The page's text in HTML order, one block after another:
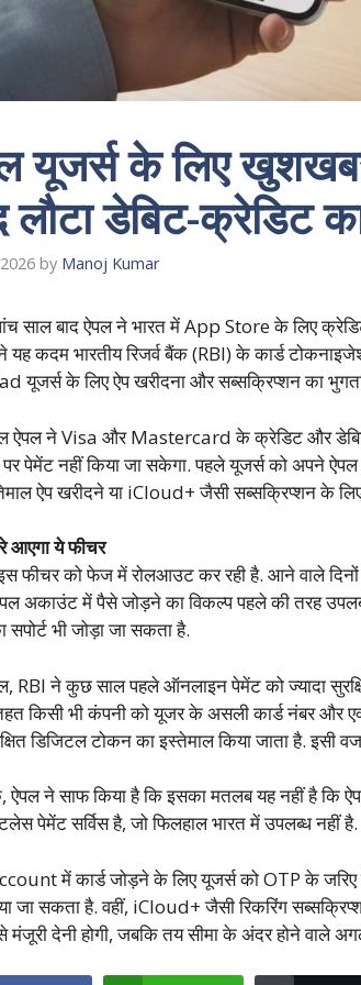
यूजर्स के लिए
लौटा डेबिट-क्रेडिट
by Manoj Kumar
साल बाद ऐपल ने भारत में App Store के लिए
यह कदम भारतीय रिजर्व बैंक (RBI) के कार्ड
यूजर्स के लिए ऐप खरीदना और सब्सक्रिप्शन का
ऐपल ने Visa और Mastercard के क्रेडिट और डेबिट
पेमेंट नहीं किया जा सकेगा. पहले यूजर्स को अपने
ऐप खरीदने या iCloud+ जैसी सब्सक्रिप्शन के
आएगा ये फीचर
फीचर को फेज में रोलआउट कर रही है. आने वाले
अकाउंट में पैसे जोड़ने का विकल्प पहले की तरह
सपोर्ट भी जोड़ा जा सकता है.
RBI ने कुछ साल पहले ऑनलाइन पेमेंट को ज्यादा
किसी भी कंपनी को यूजर के असली कार्ड नंबर और
डिजिटल टोकन का इस्तेमाल किया जाता है. इसी
ऐपल ने साफ किया है कि इसका मतलब यह नहीं है कि
पेमेंट सर्विस है, जो फिलहाल भारत में उपलब्ध नहीं है.
में कार्ड जोड़ने के लिए यूजर्स को OTP के जरिए
जा सकता है. वहीं, iCloud+ जैसी रिकरिंग
मंजूरी देनी होगी, जबकि तय सीमा के अंदर होने वाले